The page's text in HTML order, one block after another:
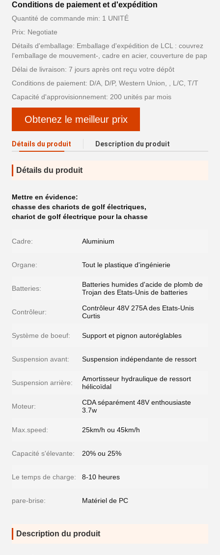
Conditions de paiement et d'expédition
Quantité de commande min: 1 UNITÉ
Prix: Negotiate
Détails d'emballage: Emballage d'expédition de LCL : couvrez
l'emballage de mouvement-, cadre en acier, couverture de pap
Délai de livraison: 7 jours après ont reçu votre dépôt
Conditions de paiement: D/A, D/P, Western Union, , L/C, T/T
Capacité d'approvisionnement: 200 unités par mois
Obtenez le meilleur prix
Détails du produit Description du produit
Détails du produit
Mettre en évidence:
chasse des chariots de golf électriques,
chariot de golf électrique pour la chasse
Cadre: Aluminium
Organe: Tout le plastique d'ingénierie
Batteries:
Batteries humides d'acide de plomb de
Trojan des Etats-Unis de batteries
Contrôleur:
Contrôleur 48V 275A des Etats-Unis
Curtis
Système de boeuf: Support et pignon autoréglables
Suspension avant: Suspension indépendante de ressort
Suspension arrière:
Amortisseur hydraulique de ressort
hélicoïdal
Moteur:
CDA séparément 48V enthousiaste
3.7w
Max.speed: 25km/h ou 45km/h
Capacité s'élevante: 20% ou 25%
Le temps de charge: 8-10 heures
pare-brise: Matériel de PC
Description du produit